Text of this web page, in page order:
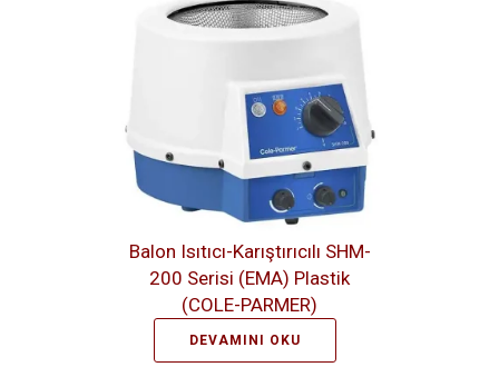
Balon Isıtıcı-Karıştırıcılı SHM-
200 Serisi (EMA) Plastik
(COLE-PARMER)
DEVAMINI OKU